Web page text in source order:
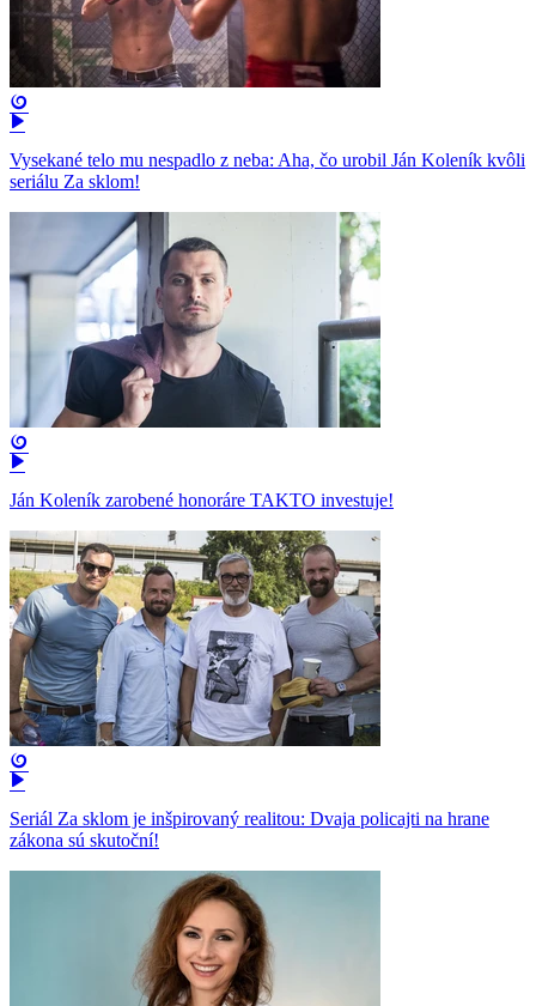
Vysekané telo mu nespadlo z neba: Aha, čo urobil Ján Koleník kvôli
seriálu Za sklom!
Ján Koleník zarobené honoráre TAKTO investuje!
Seriál Za sklom je inšpirovaný realitou: Dvaja policajti na hrane
zákona sú skutoční!